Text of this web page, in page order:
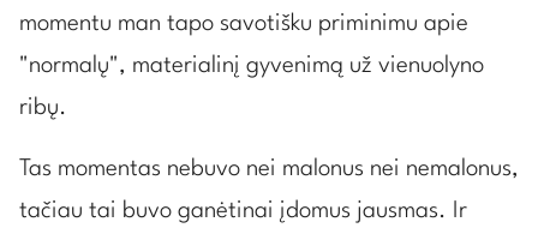
momentu man tapo savotišku priminimu apie
"normalų", materialinį gyvenimą už vienuolyno
ribų.
Tas momentas nebuvo nei malonus nei nemalonus,
tačiau tai buvo ganėtinai įdomus jausmas. Ir